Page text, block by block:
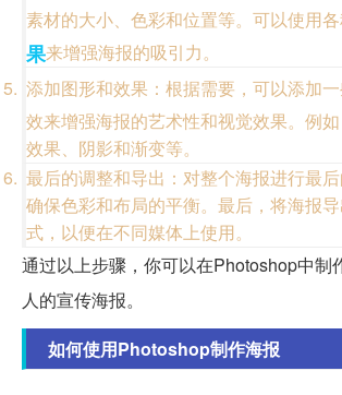
素材的大小、色彩和位置等。可以使用
果来增强海报的吸引力。
添加图形和效果：根据需要，可以添加
效来增强海报的艺术性和视觉效果。例
效果、阴影和渐变等。
最后的调整和导出：对整个海报进行最后
确保色彩和布局的平衡。最后，将海报
式，以便在不同媒体上使用。
通过以上步骤，你可以在Photoshop中制
人的宣传海报。
如何使用Photoshop制作海报